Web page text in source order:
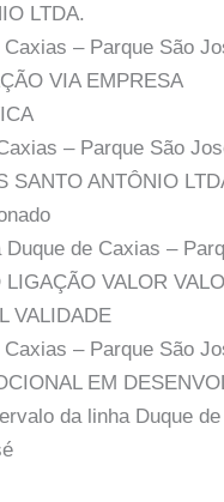
LTDA.
Caxias – Parque São
VIA EMPRESA
– Parque São
SANTO ANTÔNIO
Duque de Caxias –
VALOR
VALIDADE
Caxias – Parque São
EM
da linha Duque